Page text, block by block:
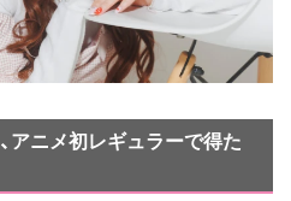
アニメ初レギュラーで得た